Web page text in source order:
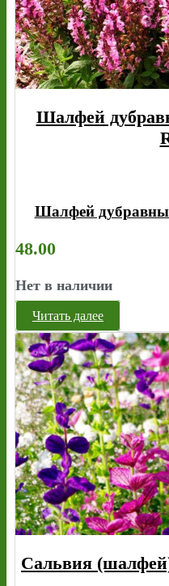
Шалфей
Шалфей дубравный
48.00
Нет в наличии
Читать далее
Сальвия